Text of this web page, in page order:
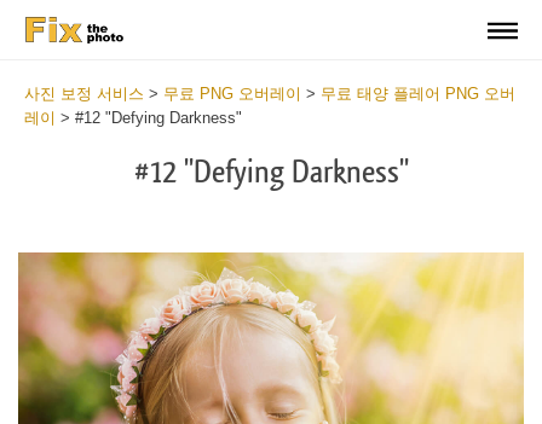
사진 보정 서비스 > 무료 PNG 오버레이 > 무료 태양 플레어 PNG 오버
레이 > #12 "Defying Darkness"
#12 "Defying Darkness"